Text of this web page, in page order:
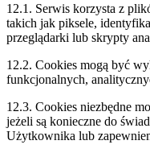
12.1. Serwis korzysta z
takich jak piksele,
przeglądarki lub skrypty
12.2. Cookies mogą być
funkcjonalnych,
12.3. Cookies niezbędne
jeżeli są konieczne do
Użytkownika lub